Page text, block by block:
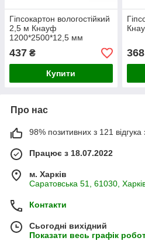
Гіпсокартон вологостійкий
2,5 м Кнауф
1200*2500*12,5 мм
437 ₴
Купити
368
Про нас
98% позитивних з 121 відгука
Працює з 18.07.2022
м. Харків
Саратовська 51, 61030,
Контакти
Сьогодні вихідний
Показати весь графік